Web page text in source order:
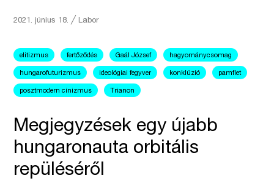
2021. június 18. ╱ Labor
elitizmus fertőződés Gaál József hagyománycsomag
hungarofuturizmus ideológiai fegyver konklúzió pamflet
posztmodern cinizmus Trianon
Megjegyzések egy újabb
hungaronauta orbitális
repüléséről